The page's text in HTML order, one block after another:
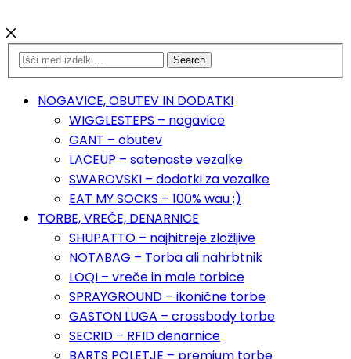
Search
NOGAVICE, OBUTEV IN DODATKI
WIGGLESTEPS – nogavice
GANT – obutev
LACEUP – satenaste vezalke
SWAROVSKI – dodatki za vezalke
EAT MY SOCKS – 100% wau ;)
TORBE, VREČE, DENARNICE
SHUPATTO – najhitreje zložljive
NOTABAG – Torba ali nahrbtnik
LOQI – vreče in male torbice
SPRAYGROUND – ikonične torbe
GASTON LUGA – crossbody torbe
SECRID – RFID denarnice